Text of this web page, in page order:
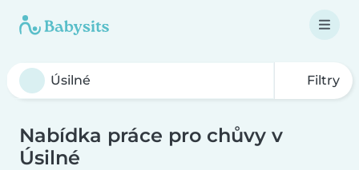
Filtry
Nabídka práce pro chůvy v
Úsilné